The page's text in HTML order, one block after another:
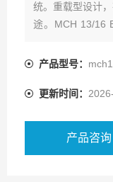
统。重载型设计
途。MCH 13/16
产品型号：
更新时间：
产品咨询